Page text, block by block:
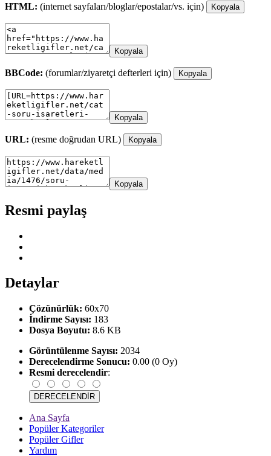
HTML: (internet sayfaları/bloglar/epostalar/vs. için) Kopyala
Kopyala
BBCode: (forumlar/ziyaretçi defterleri için) Kopyala
Kopyala
URL: (resme doğrudan URL) Kopyala
Kopyala
Resmi paylaş
Detaylar
Çözünürlük: 60x70
İndirme Sayısı: 183
Dosya Boyutu: 8.6 KB
Görüntülenme Sayısı: 2034
Derecelendirme Sonucu: 0.00 (0 Oy)
Resmi derecelendir:
Ana Sayfa
Popüler Kategoriler
Popüler Gifler
Yardım